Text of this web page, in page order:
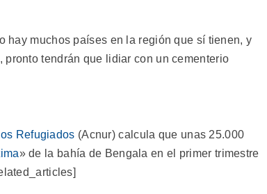
hay muchos países en la región que sí tienen, y
tendrán que lidiar con un cementerio
Refugiados (Acnur) calcula que unas 25.000
» de la bahía de Bengala en el primer trimestre